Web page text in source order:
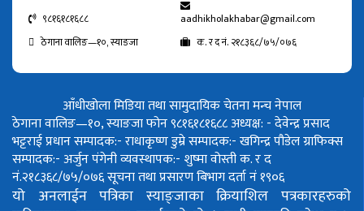
९८१६१८१६८८
aadhikholakhabar@gmail.com
ठेगाना वालिङ—१०, स्याङजा
क. र द नं. २१८३६८/७५/०७६
आँधीखोला मिडिया तथा सामुदायिक चेतना मन्च नेपाल
ठेगाना वालिङ—१०, स्याङजा फोन ९८१६१८१६८८अध्यक्ष: - देवेन्द्र प्रसाद
भट्टराईप्रधान सम्पादक:- राधाकृष्ण डुम्रेसम्पादक:- खगिन्द्र पौडेलग्राफिक्स
सम्पादक:- अर्जुन पंगेनीव्यवस्थापक:- शुष्मा वोस्तीक. र द
नं.२१८३६८/७५/०७६सूचना तथा प्रसारण बिभाग दर्ता नं १९०६
यो अनलाईन पत्रिका स्याङ्जाका क्रियाशिल पत्रकारहरुको